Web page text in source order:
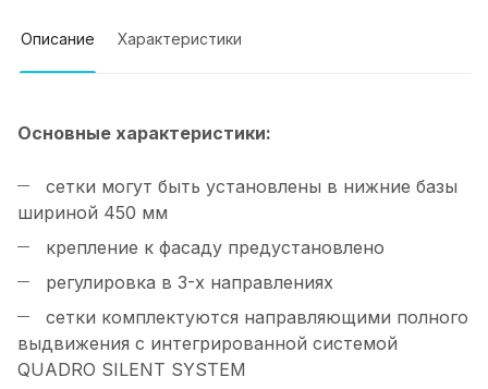
Описание Характеристики
Основные характеристики:
сетки могут быть установлены в нижние базы
шириной 450 мм
крепление к фасаду предустановлено
регулировка в 3-х направлениях
сетки комплектуются направляющими полного
выдвижения с интегрированной системой
QUADRO SILENT SYSTEM